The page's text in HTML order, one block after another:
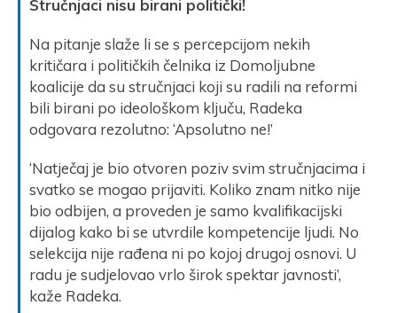
Stručnjaci nisu birani politički!
Na pitanje slaže li se s percepcijom nekih
kritičara i političkih čelnika iz Domoljubne
koalicije da su stručnjaci koji su radili na reformi
bili birani po ideološkom ključu, Radeka
odgovara rezolutno: ‘Apsolutno ne!’
‘Natječaj je bio otvoren poziv svim stručnjacima i
svatko se mogao prijaviti. Koliko znam nitko nije
bio odbijen, a proveden je samo kvalifikacijski
dijalog kako bi se utvrdile kompetencije ljudi. No
selekcija nije rađena ni po kojoj drugoj osnovi. U
radu je sudjelovao vrlo širok spektar javnosti’,
kaže Radeka.